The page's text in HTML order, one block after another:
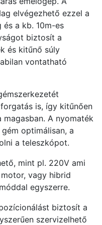
elvégezhető ezzel a
és a kb. 10m-es
biztosít a
és kitűnő súly
vontatható
is, így kitűnően
A nyomaték
optimálisan, a
a teleszkópot.
mint pl. 220V ami
vagy hibrid
egyszerre.
biztosít a
szervizelhető